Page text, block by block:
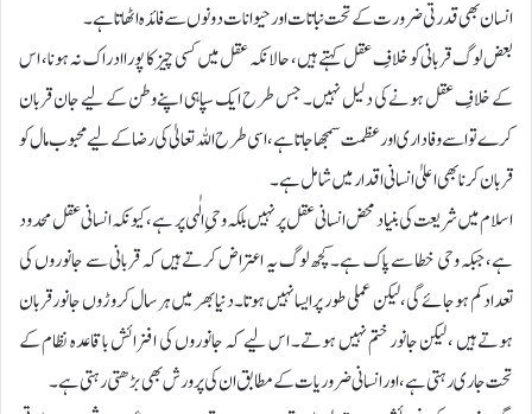
انسان بھی قدرتی ضرورت کے تحت نباتات اور حیوانات دونوں سے فائدہ اٹھاتا ہے۔
بعض لوگ قربانی کو خلافِ عقل کہتے ہیں، حالانکہ عقل میں کسی چیز کا پورا ادراک نہ ہونا، اس
کے خلافِ عقل ہونے کی دلیل نہیں۔ جس طرح ایک سپاہی اپنے وطن کے لیے جان قربان
کرے تو اسے وفاداری اور عظمت سمجھا جاتا ہے، اسی طرح اللہ تعالیٰ کی رضا کے لیے محبوب مال کو
قربان کرنا بھی اعلیٰ انسانی اقدار میں شامل ہے۔
اسلام میں شریعت کی بنیاد محض انسانی عقل پر نہیں بلکہ وحیِ الٰہی پر ہے، کیونکہ انسانی عقل محدود
ہے،جبکہ وحی خطا سے پاک ہے۔کچھ لوگ یہ اعتراض کرتے ہیں کہ قربانی سے جانوروں کی
تعداد کم ہو جائے گی، لیکن عملی طور پر ایسا نہیں ہوتا۔دنیا بھر میں ہر سال کروڑوں جانور قربان
ہوتے ہیں ، لیکن جانور ختم نہیں ہوتے۔ اس لیے کہ جانوروں کی افزائش باقاعدہ نظام کے
تحت جاری رہتی ہے، اور انسانی ضروریات کے مطابق ان کی پرورش بھی بڑھتی رہتی ہے۔